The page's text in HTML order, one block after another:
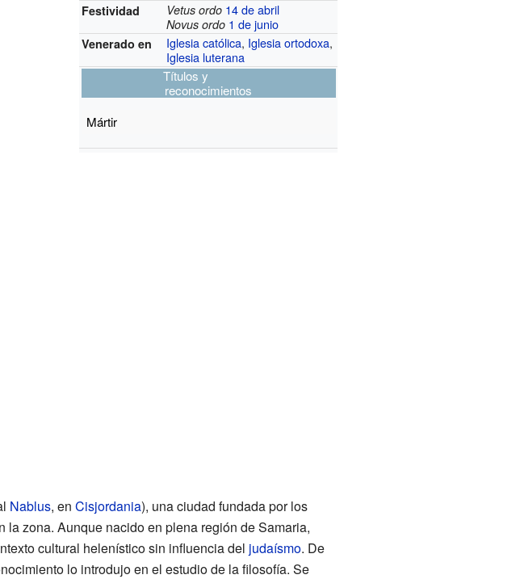
Festividad Vetus ordo 14 de abril
Novus ordo 1 de junio
Venerado en Iglesia católica, Iglesia ortodoxa,
Iglesia luterana
Títulos y
reconocimientos
Mártir
Nablus, en Cisjordania), una ciudad fundada por los
la zona. Aunque nacido en plena región de Samaria,
cultural helenístico sin influencia del judaísmo. De
lo introdujo en el estudio de la filosofía. Se